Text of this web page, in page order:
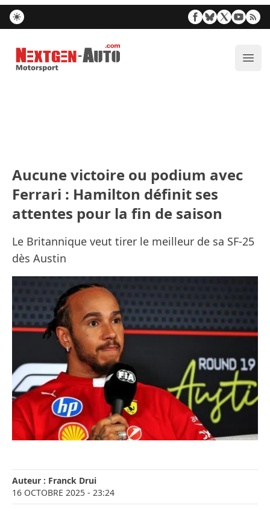
Nextgen-Auto.com
Aucune victoire ou podium avec
Ferrari : Hamilton définit ses
attentes pour la fin de saison
Le Britannique veut tirer le meilleur de sa SF-25
dès Austin
Auteur : Franck Drui
16 OCTOBRE 2025 - 23:24